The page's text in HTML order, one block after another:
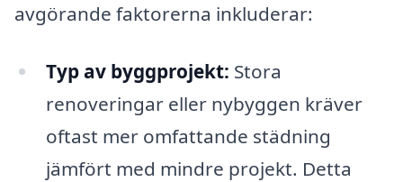
avgörande faktorerna inkluderar:
Typ av byggprojekt: Stora
renoveringar eller nybyggen kräver
oftast mer omfattande städning
jämfört med mindre projekt. Detta